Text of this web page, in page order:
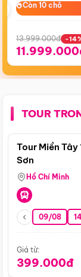
Còn 10 chỗ
Còn 10 chỗ
13.999.000đ -
TOUR
Tour Miền Tây
Sơn
Hồ Chí Minh
09/08
Giá từ:
399.000đ